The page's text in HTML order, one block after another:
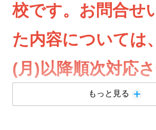
校です。お問合せ
た内容については
(月)以降順次対応
ただきます。
もっと見る